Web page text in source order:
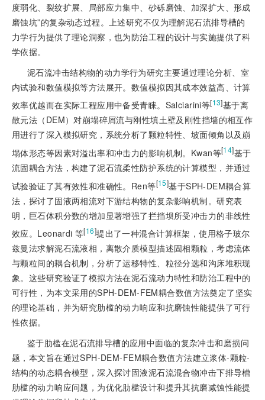
度弱化、裂纹扩展、局部应力集中、砂砾磨蚀、加深扩大、形成
磨蚀坑”的复杂动态过程。上述研究不仅为理解泥石流排导槽的
力学行为提供了理论洞察，也为防治工程的设计与实施提供了科
学依据。
泥石流冲击结构物的动力学行为研究主要通过理论分析、室
内试验和数值模拟等方法展开。数值模拟因其成本效益高、计算
效率优越而在实际工程应用中备受青睐。Salciarini等[13]基于离
散元法（DEM）对崩塌碎屑流与刚性填土壁及刚性挡墙的相互作
用进行了深入模拟研究，系统分析了颗粒特性、坡面倾角以及崩
塌体形态等因素对溢出率和冲击力的影响机制。Kwan等[14]基于
流固耦合方法，构建了泥石流柔性防护系统的计算模型，并通过
试验验证了其有效性和准确性。Ren等[15]基于SPH-DEM耦合算
法，探讨了固液两相流对下游结构物的复杂影响机制。研究表
明，巨石体积分数的增加显著增强了拦挡坝所受冲击力的非线性
效应。Leonardi 等[16]提出了一种混合计算框架，使用格子玻尔
兹曼法求解泥石流液相，离散介质模型描述固相颗粒，考虑流体
与颗粒间的耦合机制，分析了运移特性、粒径分选和沟床堆积现
象。这些研究验证了模拟方法在泥石流动力特性和防治工程中的
可行性，为本文采用的SPH-DEM-FEM耦合数值方法奠定了坚实
的理论基础，并为研究肋槛的动力响应和抗磨蚀性能提供了可行
性依据。
鉴于肋槛在泥石流排导槽的应用中面临的复杂冲击和磨损问
题，本文旨在通过SPH-DEM-FEM耦合数值方法建立浆体-颗粒-
结构的动态耦合模型，深入探讨固液泥石流混合物冲击下排导槽
肋槛的动力响应问题，为优化肋槛设计和提升其抗磨减蚀性能提